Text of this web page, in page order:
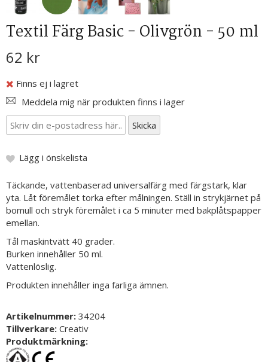
Textil Färg Basic - Olivgrön - 50 ml
62 kr
Finns ej i lagret
Meddela mig när produkten finns i lager
Lägg i önskelista
Täckande, vattenbaserad universalfärg med färgstark, klar
yta. Låt föremålet torka efter målningen. Ställ in strykjärnet på
bomull och stryk föremålet i ca 5 minuter med bakplåtspapper
emellan.
Tål maskintvätt 40 grader.
Burken innehåller 50 ml.
Vattenlöslig.
Produkten innehåller inga farliga ämnen.
Artikelnummer: 34204
Tillverkare: Creativ
Produktmärkning: